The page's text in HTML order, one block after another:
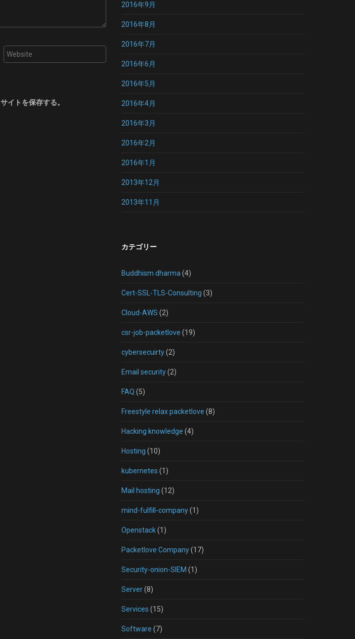
イトを保存する。
2016年9月
2016年8月
2016年7月
2016年6月
2016年5月
2016年4月
2016年3月
2016年2月
2016年1月
2013年12月
2013年11月
カテゴリー
Buddhism dharma (4)
Cert-SSL-TLS-Consulting (3)
Cloud-AWS (2)
csr-job-packetlove (19)
cybersecuirty(2)
Email security(2)
FAQ (5)
Freestyle relax packetlove (8)
Hacking knowledge (4)
Hosting (10)
kubernetes (1)
Mail hosting (12)
mind-fulfill-company(1)
Openstack(1)
Packetlove Company(17)
Security-onion-SIEM (1)
Server(8)
Services (15)
Software (7)